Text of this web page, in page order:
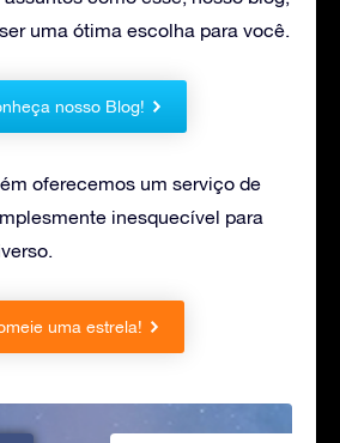
uma ótima escolha para você.
nosso Blog!
oferecemos um serviço de
inesquecível para
uma estrela!